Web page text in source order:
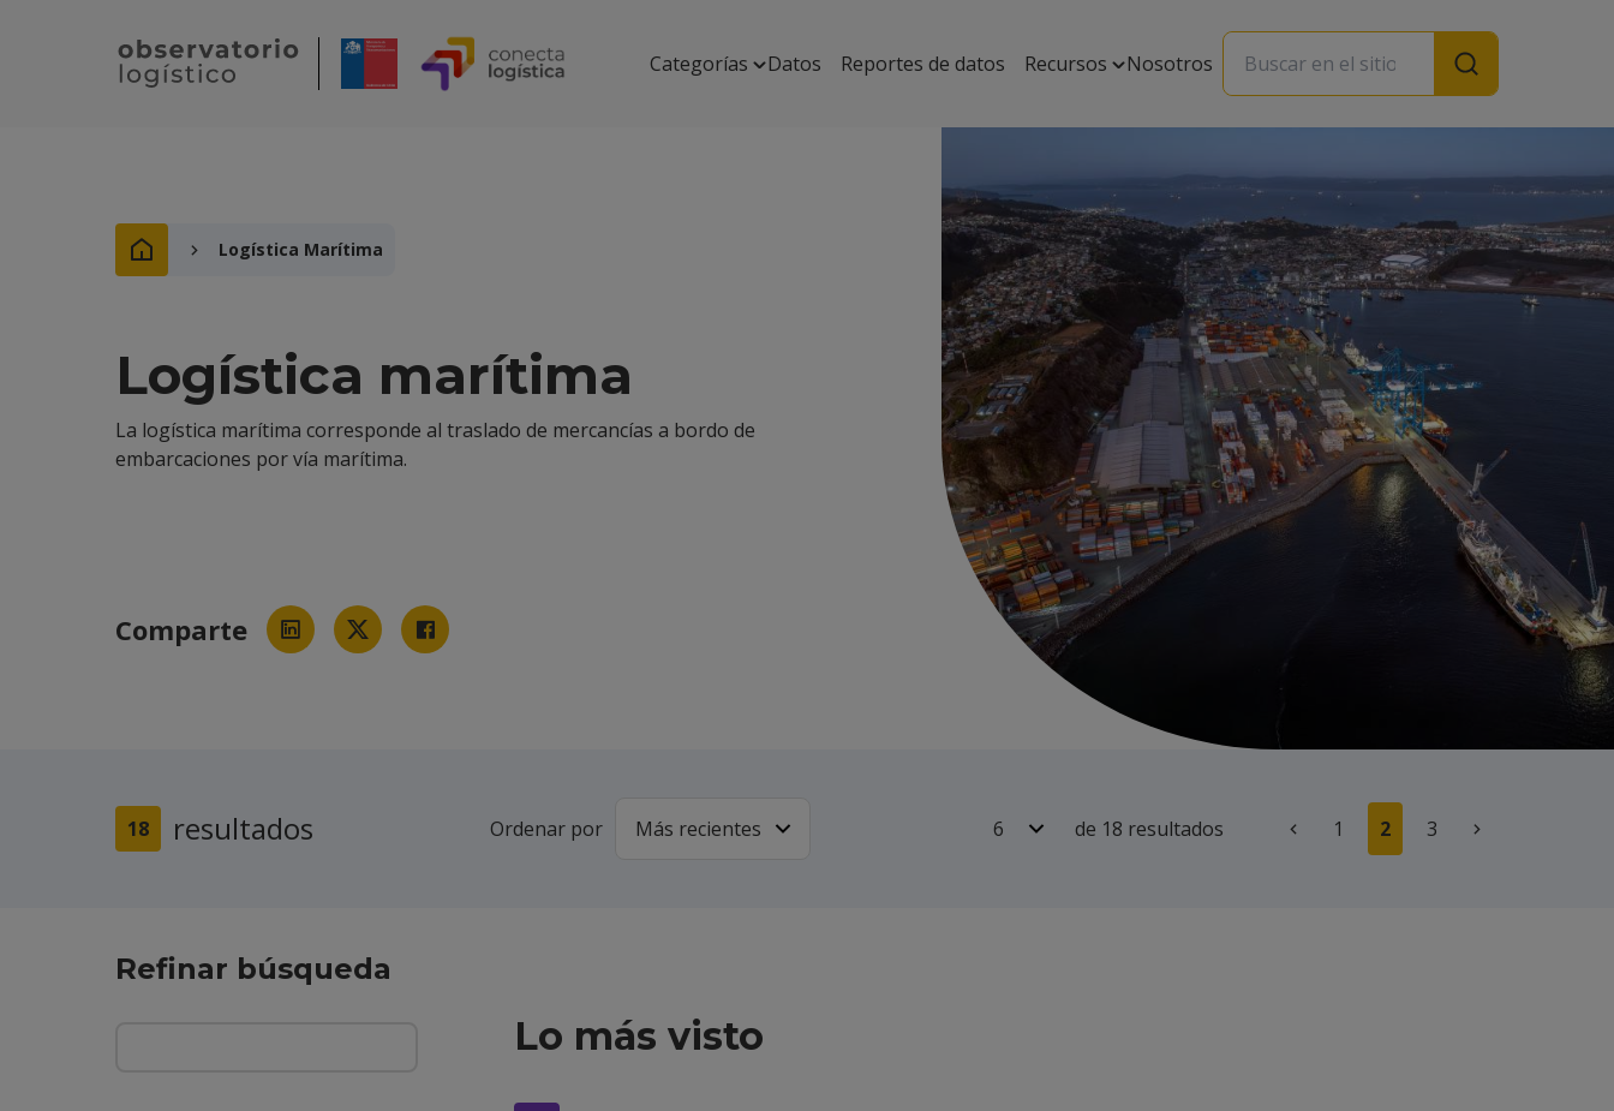
Categorías Datos Reportes de datos Recursos Nosotros
Logística Marítima
Logística marítima
La logística marítima corresponde al traslado de mercancías a bordo de
embarcaciones por vía marítima.
Comparte
18 resultados Ordenar por de 18 resultados 1 2 3
Refinar búsqueda
Lo más visto